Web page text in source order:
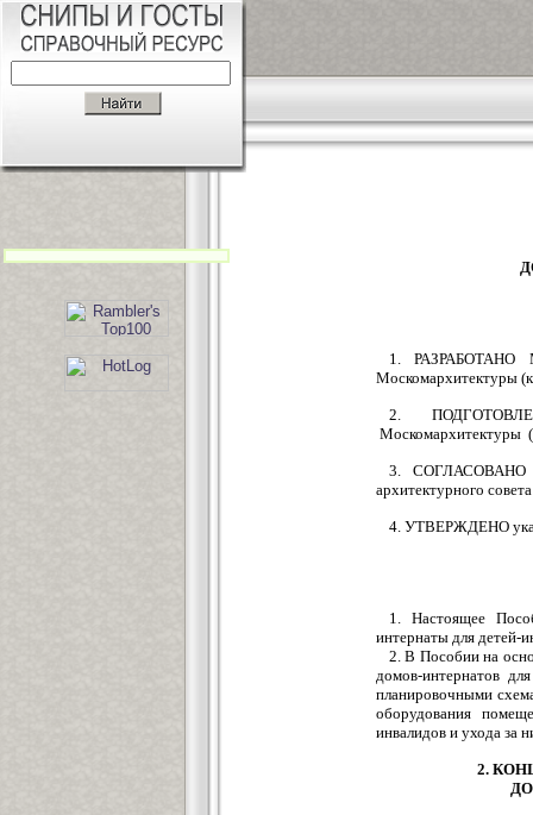
1. РАЗРАБОТАНО
Москомархитектуры
2.
Москомархитектуры
3. СОГЛАСОВАНО
архитектурного
4. УТВЕРЖДЕНО
1. Настоящее
интернаты для детей-
2. В Пособии на
домов-интернатов
планировочными
оборудования
инвалидов и ухода за
2.